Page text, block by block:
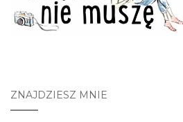
ZNAJDZIESZ MNIE